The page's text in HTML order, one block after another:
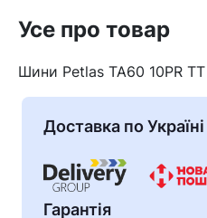
Усе про товар
Шини Petlas TA60 10PR
Доставка по Україні
Гарантія